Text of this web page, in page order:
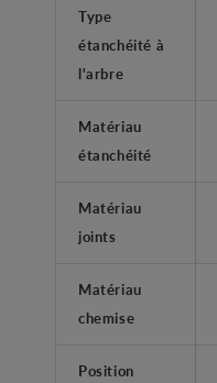
Type
étanchéité à
l'arbre
Matériau
étanchéité
Matériau
joints
Matériau
chemise
Position